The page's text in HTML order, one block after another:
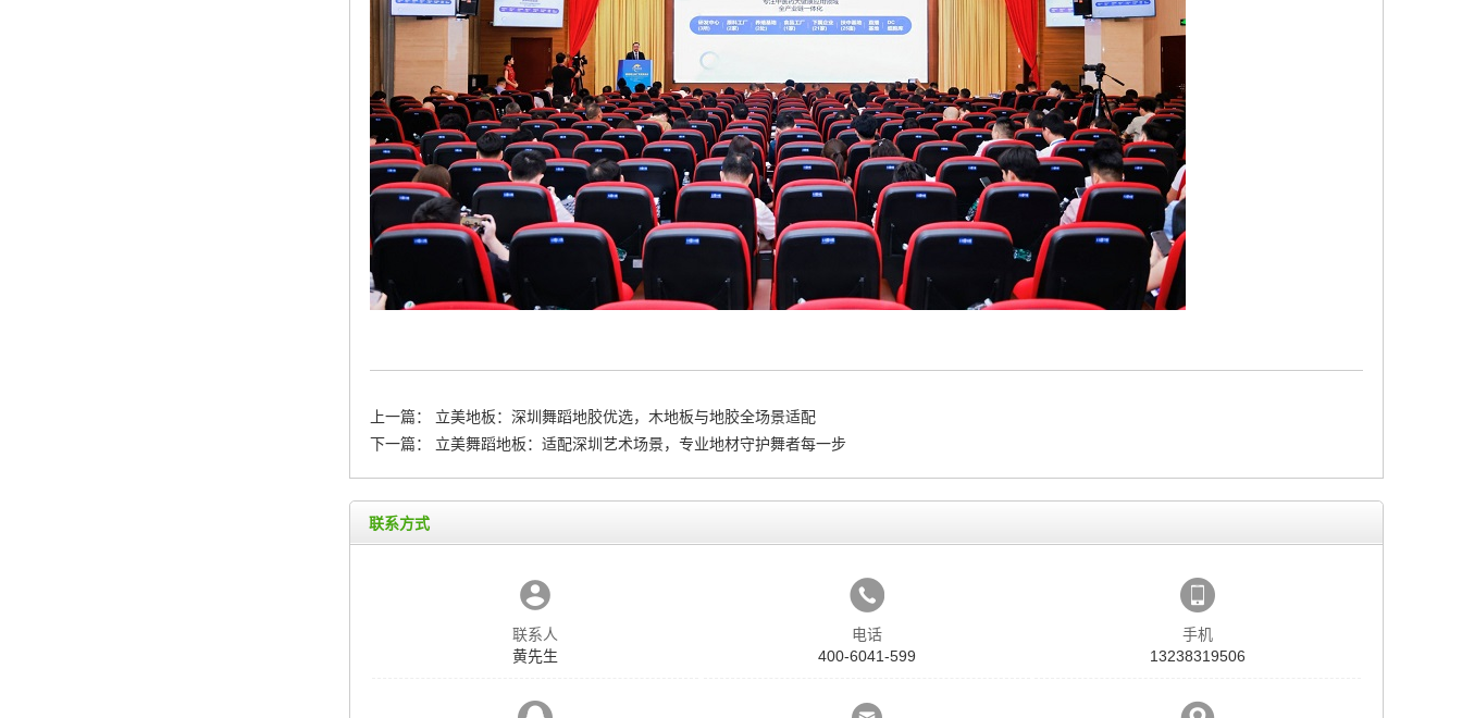
上一篇：
立美地板：深圳舞蹈地胶优选，木地板与地胶全场景适配
下一篇：
立美舞蹈地板：适配深圳艺术场景，专业地材守护舞者每一步
联系方式
联系人
黄先生
电话
400-6041-599
手机
13238319506